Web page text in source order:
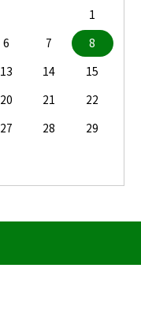
1
6 7
8
13 14
15
20 21
22
27 28
29